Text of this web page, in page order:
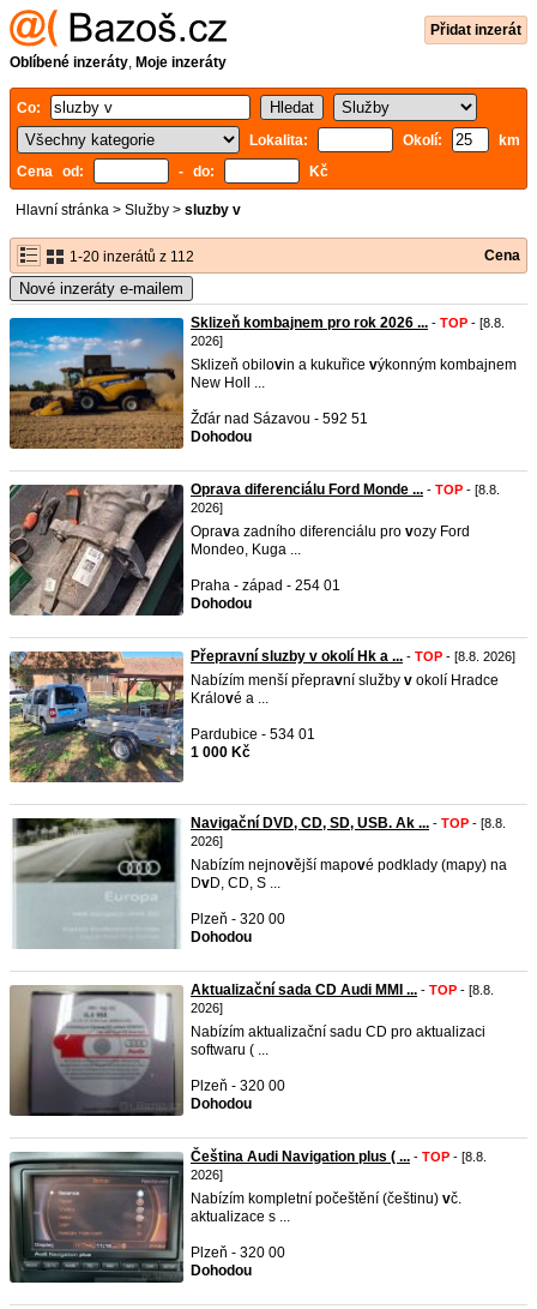
Přidat inzerát
Oblíbené inzeráty, Moje inzeráty
Co:
Lokalita:
Okolí:
km
Cena od:
- do: Kč
Hlavní stránka > Služby > sluzby v
1-20 inzerátů z 112 Cena
Nové inzeráty e-mailem
Sklizeň kombajnem pro rok 2026 ... - TOP - [8.8.
2026]
Sklizeň obilovin a kukuřice výkonným kombajnem
New Holl ...
Žďár nad Sázavou - 592 51
Dohodou
Oprava diferenciálu Ford Monde ... - TOP - [8.8.
2026]
Oprava zadního diferenciálu pro vozy Ford
Mondeo, Kuga ...
Praha - západ - 254 01
Dohodou
Přepravní sluzby v okolí Hk a ... - TOP - [8.8. 2026]
Nabízím menší přepravní služby v okolí Hradce
Králové a ...
Pardubice - 534 01
1 000 Kč
Navigační DVD, CD, SD, USB. Ak ... - TOP - [8.8.
2026]
Nabízím nejnovější mapové podklady (mapy) na
DvD, CD, S ...
Plzeň - 320 00
Dohodou
Aktualizační sada CD Audi MMI ... - TOP - [8.8.
2026]
Nabízím aktualizační sadu CD pro aktualizaci
softwaru ( ...
Plzeň - 320 00
Dohodou
Čeština Audi Navigation plus ( ... - TOP - [8.8.
2026]
Nabízím kompletní počeštění (češtinu) vč.
aktualizace s ...
Plzeň - 320 00
Dohodou